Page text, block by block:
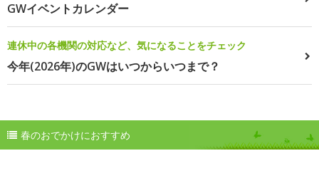
GWイベントカレンダー
連休中の各機関の対応など、気になることをチェック
今年(2026年)のGWはいつからいつまで？
春のおでかけにおすすめ